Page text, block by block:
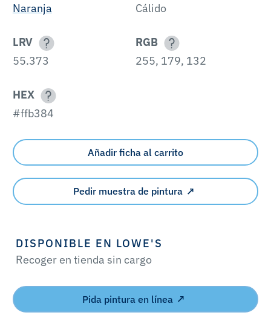
Naranja
Cálido
LRV
55.373
RGB
255, 179, 132
HEX
#ffb384
Añadir ficha al carrito
Pedir muestra de pintura
DISPONIBLE EN LOWE'S
Recoger en tienda sin cargo
Pida pintura en línea